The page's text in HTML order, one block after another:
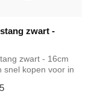
zwart -
zwart - 16cm
snel kopen voor in